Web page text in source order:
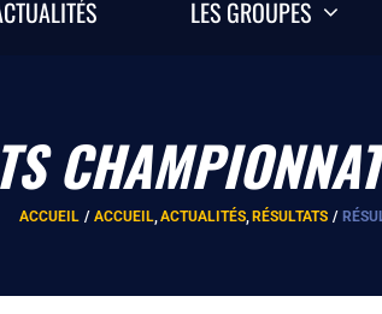
LES GROUPES
ACCUEIL ACCUEIL ACTUALITÉS RÉSULTATS